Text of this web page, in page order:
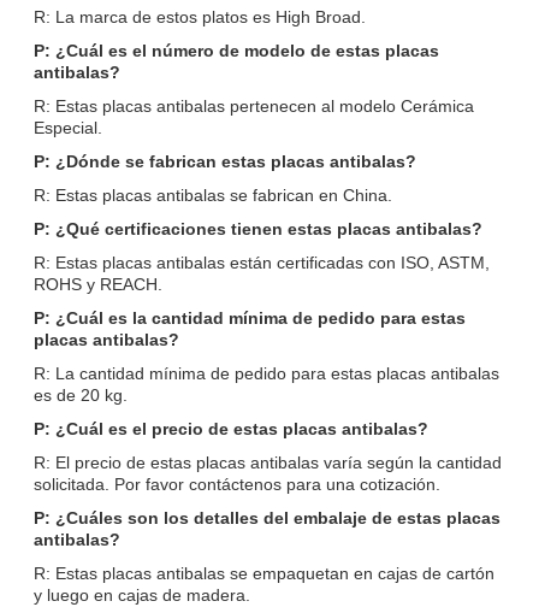
R: La marca de estos platos es High Broad.
P: ¿Cuál es el número de modelo de estas placas
antibalas?
R: Estas placas antibalas pertenecen al modelo Cerámica
Especial.
P: ¿Dónde se fabrican estas placas antibalas?
R: Estas placas antibalas se fabrican en China.
P: ¿Qué certificaciones tienen estas placas antibalas?
R: Estas placas antibalas están certificadas con ISO, ASTM,
ROHS y REACH.
P: ¿Cuál es la cantidad mínima de pedido para estas
placas antibalas?
R: La cantidad mínima de pedido para estas placas antibalas
es de 20 kg.
P: ¿Cuál es el precio de estas placas antibalas?
R: El precio de estas placas antibalas varía según la cantidad
solicitada. Por favor contáctenos para una cotización.
P: ¿Cuáles son los detalles del embalaje de estas placas
antibalas?
R: Estas placas antibalas se empaquetan en cajas de cartón
y luego en cajas de madera.